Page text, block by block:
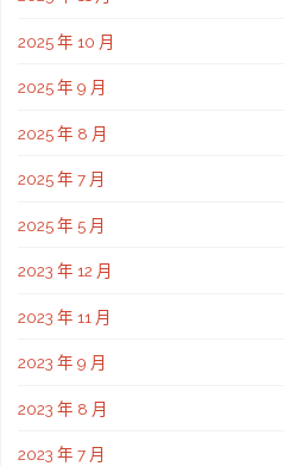
2025 年 10 月
2025 年 9 月
2025 年 8 月
2025 年 7 月
2025 年 5 月
2023 年 12 月
2023 年 11 月
2023 年 9 月
2023 年 8 月
2023 年 7 月